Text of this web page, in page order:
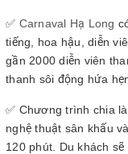
✅ Carnaval Hạ Long
tiếng, hoa hậu, diễn
gần 2000 diễn viên
thanh sôi động hứa
✅ Chương trình chia
nghệ thuật sân khấu
120 phút. Du khách